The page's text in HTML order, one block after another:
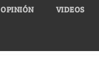
OPINIÓN VIDEOS